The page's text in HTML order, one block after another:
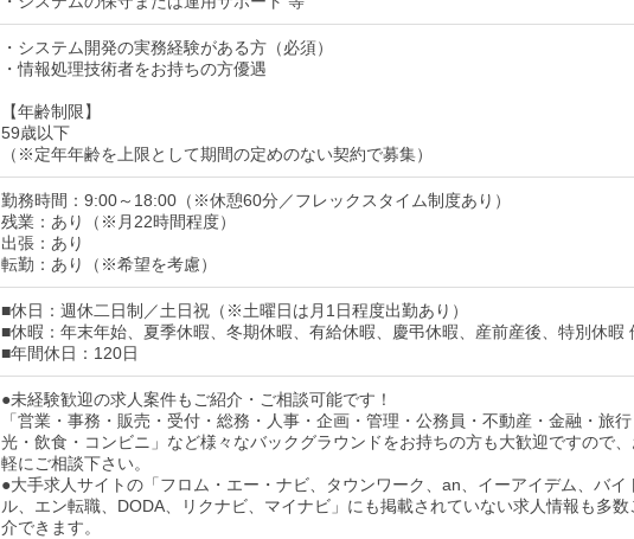
・システム開発の実務経験がある方（必須）
・情報処理技術者をお持ちの方優遇
【年齢制限】
59歳以下
（※定年年齢を上限として期間の定めのない契約で募集）
勤務時間：9:00～18:00（※休憩60分／フレックスタイム制度あり）
残業：あり（※月22時間程度）
出張：あり
転勤：あり（※希望を考慮）
■休日：週休二日制／土日祝（※土曜日は月1日程度出勤あり）
■休暇：年末年始、夏季休暇、冬期休暇、有給休暇、慶弔休暇、産前産後、特別休暇
■年間休日：120日
●未経験歓迎の求人案件もご紹介・ご相談可能です！
「営業・事務・販売・受付・総務・人事・企画・管理・公務員・不動産・金融・旅行
光・飲食・コンビニ」など様々なバックグラウンドをお持ちの方も大歓迎ですので
軽にご相談下さい。
●大手求人サイトの「フロム・エー・ナビ、タウンワーク、an、イーアイデム、バイ
ル、エン転職、DODA、リクナビ、マイナビ」にも掲載されていない求人情報も多数
介できます。